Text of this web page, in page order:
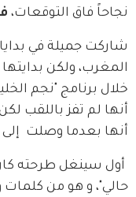
نجاحاً فاق التوقعات،
شاركت جميلة في
المغرب، ولكن
أنها لم تفز باللقب
أنها بعدما وصلت  إلى
حالي"، و هو من